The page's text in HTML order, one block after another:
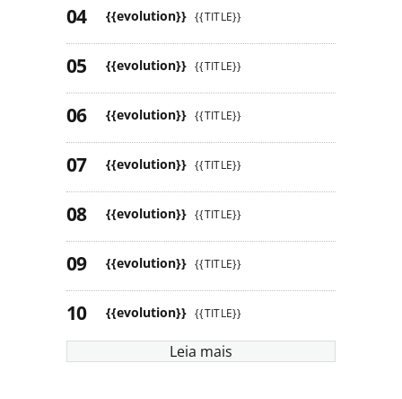
{{evolution}} {{TITLE}}
{{evolution}} {{TITLE}}
{{evolution}} {{TITLE}}
{{evolution}} {{TITLE}}
{{evolution}} {{TITLE}}
{{evolution}} {{TITLE}}
{{evolution}} {{TITLE}}
Leia mais